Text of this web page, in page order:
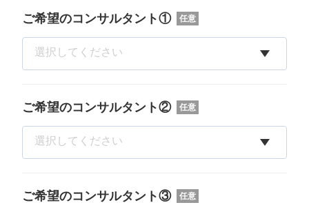
ご希望のコンサルタント① 任意
ご希望のコンサルタント② 任意
ご希望のコンサルタント③ 任意